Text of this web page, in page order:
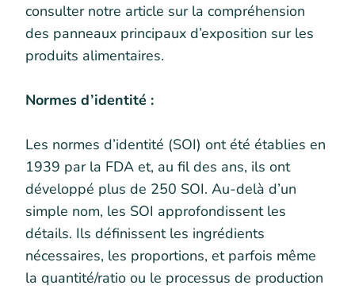
consulter notre article sur la compréhension
des panneaux principaux d’exposition sur les
produits alimentaires.
Normes d’identité :
Les normes d’identité (SOI) ont été établies en
1939 par la FDA et, au fil des ans, ils ont
développé plus de 250 SOI. Au-delà d’un
simple nom, les SOI approfondissent les
détails. Ils définissent les ingrédients
nécessaires, les proportions, et parfois même
la quantité/ratio ou le processus de production